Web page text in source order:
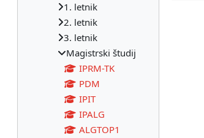
1. letnik
2. letnik
3. letnik
Magistrski študij
IPRM-TK
PDM
IPIT
IPALG
ALGTOP1